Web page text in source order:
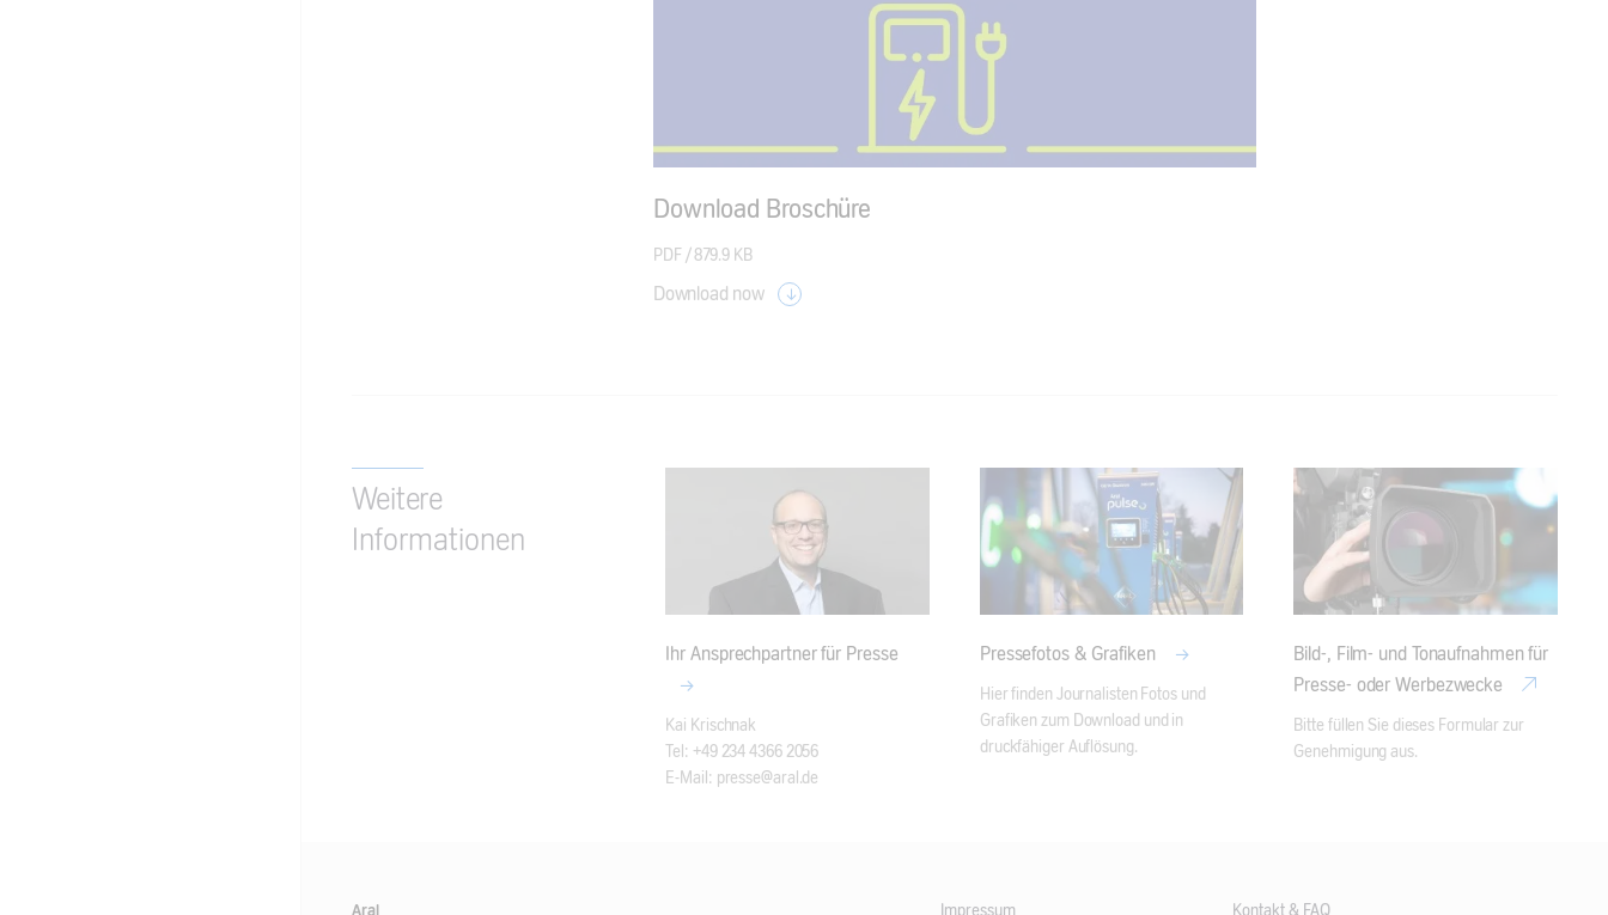
Download Broschüre
PDF /879.9 KB
Download now
Weitere
Informationen
Ihr Ansprechpartner für Presse
Kai Krischnak
Tel: +49 234 4366 2056
E-Mail: presse@aral.de
Pressefotos & Grafiken
Hier finden Journalisten Fotos und
Grafiken zum Download und in
druckfähiger Auflösung.
Bild-, Film- und Tonaufnahmen für
Presse- oder Werbezwecke
Bitte füllen Sie dieses Formular zur
Genehmigung aus.